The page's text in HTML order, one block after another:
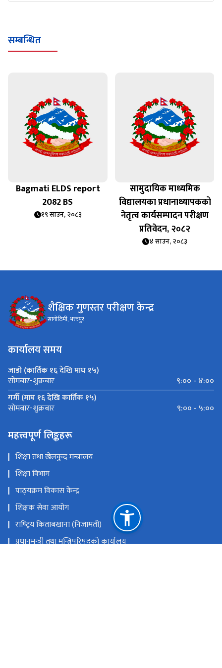
सम्बन्धित
Bagmati ELDS report
2082 BS
१९ साउन, २०८३
सामुदायिक माध्यमिक
विद्यालयका प्रधानाध्यापकको
नेतृत्व कार्यसम्पादन परीक्षण
प्रतिवेदन, २०८२
४ साउन, २०८३
शैक्षिक गुणस्तर परीक्षण केन्द्र
सानोठिमी, भक्तपुर
कार्यालय समय
जाडो (कार्तिक १६ देखि माघ १५)
सोमबार-शुक्रबार
९:०० - ४:००
गर्मी (माघ १६ देखि कार्तिक १५)
सोमबार-शुक्रबार ९:०० - ५:००
महत्त्वपूर्ण लिङ्कहरू
शिक्षा तथा खेलकुद मन्त्रालय
शिक्षा विभाग
पाठ्‍यक्रम विकास केन्द्र
शिक्षक सेवा आयोग
राष्‍ट्रिय किताबखाना (निजामती)
प्रधानमन्‍त्री तथा मन्त्रिपरिषद्को कार्यालय